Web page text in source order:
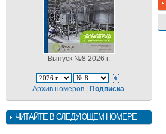
Выпуск №8 2026 г.
Архив номеров |Подписка
ЧИТАЙТЕ В СЛЕДУЮЩЕМ НОМЕРЕ